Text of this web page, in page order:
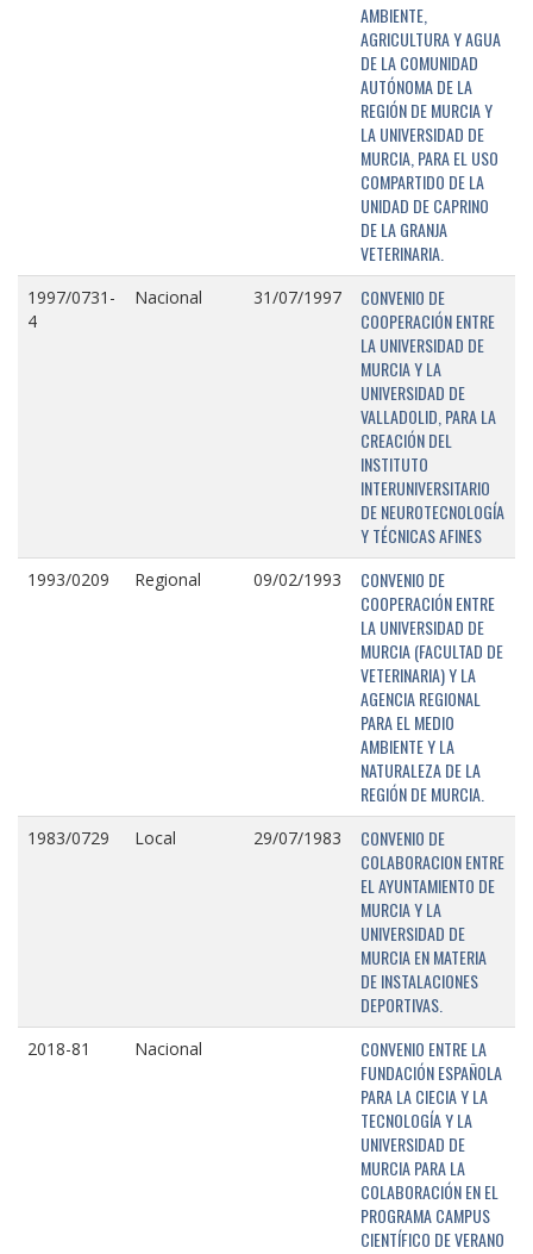
AMBIENTE,
AGRICULTURA Y AGUA
DE LA COMUNIDAD
AUTÓNOMA DE LA
REGIÓN DE MURCIA Y
LA UNIVERSIDAD DE
MURCIA, PARA EL USO
COMPARTIDO DE LA
UNIDAD DE CAPRINO
DE LA GRANJA
VETERINARIA.
1997/0731-
4
Nacional 31/07/1997
CONVENIO DE
COOPERACIÓN ENTRE
LA UNIVERSIDAD DE
MURCIA Y LA
UNIVERSIDAD DE
VALLADOLID, PARA LA
CREACIÓN DEL
INSTITUTO
INTERUNIVERSITARIO
DE NEUROTECNOLOGÍA
Y TÉCNICAS AFINES
1993/0209 Regional 09/02/1993
CONVENIO DE
COOPERACIÓN ENTRE
LA UNIVERSIDAD DE
MURCIA (FACULTAD DE
VETERINARIA) Y LA
AGENCIA REGIONAL
PARA EL MEDIO
AMBIENTE Y LA
NATURALEZA DE LA
REGIÓN DE MURCIA.
1983/0729 Local 29/07/1983
CONVENIO DE
COLABORACION ENTRE
EL AYUNTAMIENTO DE
MURCIA Y LA
UNIVERSIDAD DE
MURCIA EN MATERIA
DE INSTALACIONES
DEPORTIVAS.
2018-81 Nacional
CONVENIO ENTRE LA
FUNDACIÓN ESPAÑOLA
PARA LA CIECIA Y LA
TECNOLOGÍA Y LA
UNIVERSIDAD DE
MURCIA PARA LA
COLABORACIÓN EN EL
PROGRAMA CAMPUS
CIENTÍFICO DE VERANO